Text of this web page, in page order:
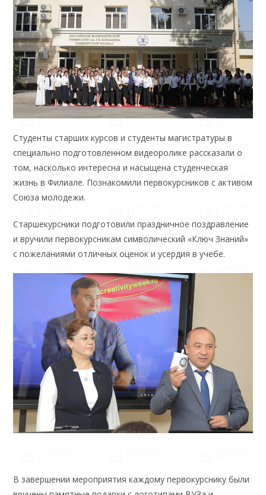
Студенты старших курсов и студенты магистратуры в
специально подготовленном видеоролике рассказали о
том, насколько интересна и насыщена студенческая
жизнь в Филиале. Познакомили первокурсников с активом
Союза молодежи.
Старшекурсники подготовили праздничное поздравление
и вручили первокурсникам символический «Ключ Знаний»
с пожеланиями отличных оценок и усердия в учебе.
В завершении мероприятия каждому первокурснику были